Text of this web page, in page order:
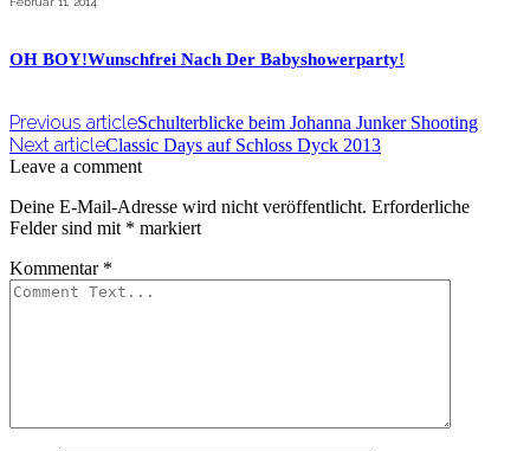
OH BOY!Wunschfrei Nach Der Babyshowerparty!
Previous articleSchulterblicke beim Johanna Junker Shooting
Next articleClassic Days auf Schloss Dyck 2013
Leave a comment
Deine E-Mail-Adresse wird nicht veröffentlicht. Erforderliche
Felder sind mit * markiert
Kommentar *